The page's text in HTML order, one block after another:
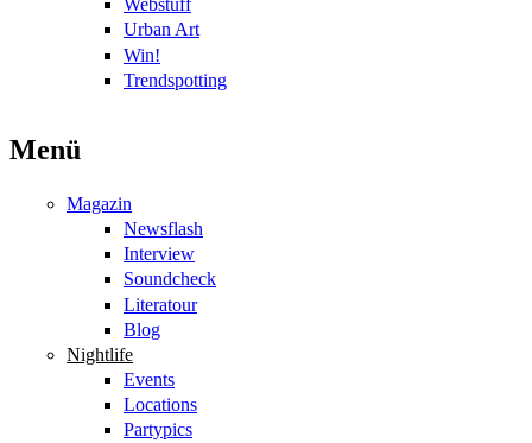
Webstuff
Urban Art
Win!
Trendspotting
Menü
Magazin
Newsflash
Interview
Soundcheck
Literatour
Blog
Nightlife
Events
Locations
Partypics